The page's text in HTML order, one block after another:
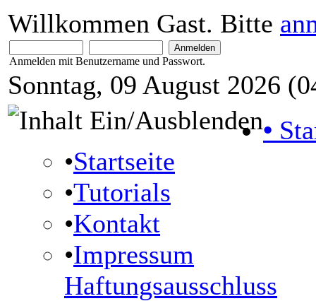
Willkommen Gast. Bitte
Anmelden mit Benutzername und Passwort.
Sonntag, 09 August 2026
•
•Startseite
•Tutorials
•Kontakt
•Impressum
Haftungsausschluss